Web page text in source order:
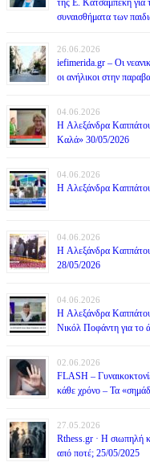
συναισθήματα των
26.06.2026
iefimerida.gr – Οι
οι ανήλικοι στην
04.06.2026
H Αλεξάνδρα
Καλά» 30/05/2026
04.06.2026
H Αλεξάνδρα
04.06.2026
H Αλεξάνδρα
28/05/2026
04.06.2026
H Αλεξάνδρα
Νικόλ Ποφάντη για το
02.06.2026
FLASH –
κάθε χρόνο – Τα
27.05.2026
Rthess.gr · Η σιωπηλή
από ποτέ; 25/05/2025